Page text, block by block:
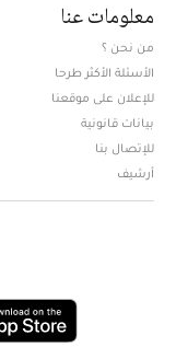
معلومات عنا
من نحن ؟
الأسئلة الأكثر طرحا
للإعلان على موقعنا
بيانات قانونية
للإتصال بنا
أرشيف